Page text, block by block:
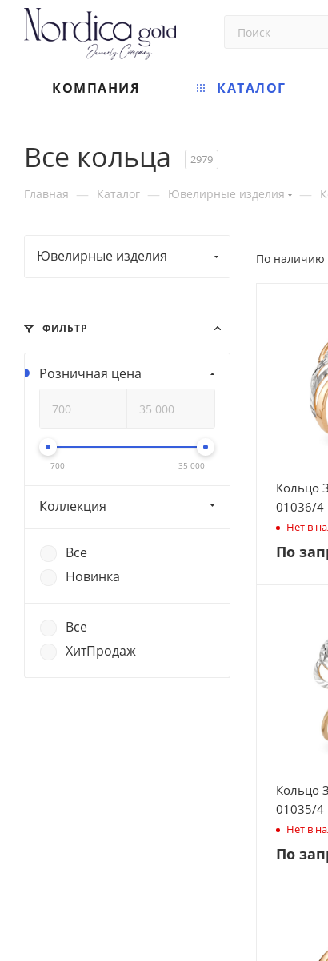
КОМПАНИЯ КАТАЛОГ
Все кольца 2979
Главная — Каталог — Ювелирные изделия —
По наличию
Кольцо
01036/4
Нет в
По
Кольцо
01035/4
Нет в
По
Ювелирные изделия
ФИЛЬТР
Розничная цена
700 35 000
Коллекция
Все
Новинка
Все
ХитПродаж